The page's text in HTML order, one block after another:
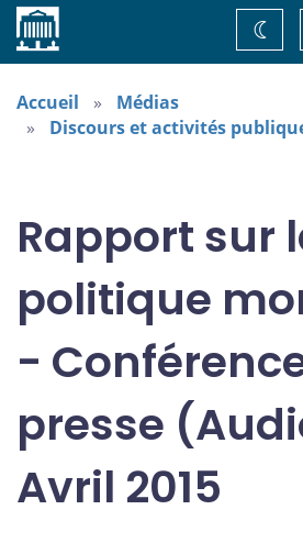
Accueil
de
Accueil
Médias
Discours et activités
Rapport sur
politique
-
presse
Avril 2015